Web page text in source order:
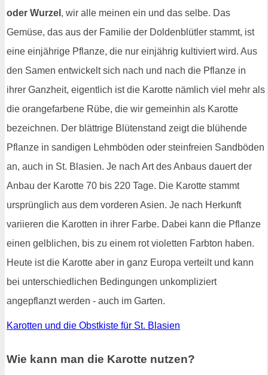
oder Wurzel , wir alle meinen ein und das selbe. Das
Gemüse, das aus der Familie der Doldenblütler stammt, ist
eine einjährige Pflanze, die nur einjährig kultiviert wird. Aus
den Samen entwickelt sich nach und nach die Pflanze in
ihrer Ganzheit, eigentlich ist die Karotte nämlich viel mehr als
die orangefarbene Rübe, die wir gemeinhin als Karotte
bezeichnen. Der blättrige Blütenstand zeigt die blühende
Pflanze in sandigen Lehmböden oder steinfreien Sandböden
an, auch in St. Blasien. Je nach Art des Anbaus dauert der
Anbau der Karotte 70 bis 220 Tage. Die Karotte stammt
ursprünglich aus dem vorderen Asien. Je nach Herkunft
variieren die Karotten in ihrer Farbe. Dabei kann die Pflanze
einen gelblichen, bis zu einem rot violetten Farbton haben.
Heute ist die Karotte aber in ganz Europa verteilt und kann
bei unterschiedlichen Bedingungen unkompliziert
angepflanzt werden - auch im Garten.
Karotten und die Obstkiste für St. Blasien
Wie kann man die Karotte nutzen?